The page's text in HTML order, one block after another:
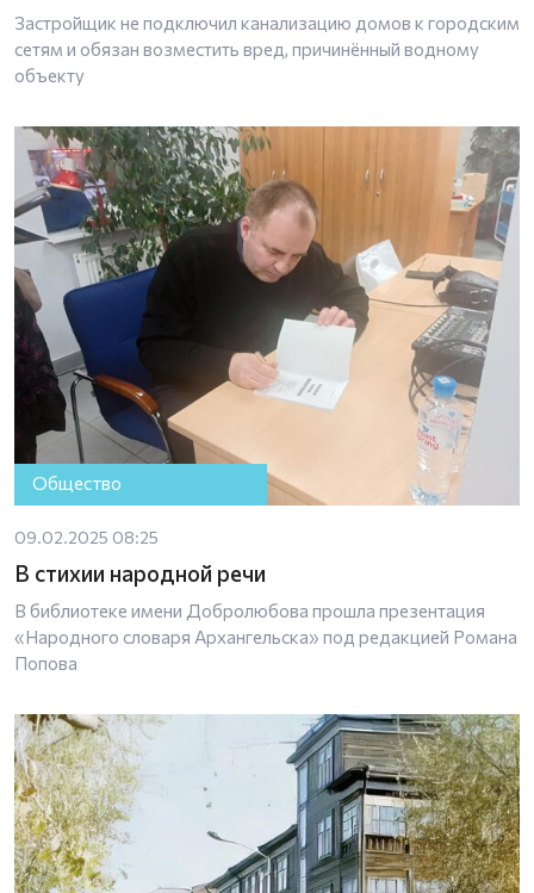
Застройщик не подключил канализацию домов к городским
сетям и обязан возместить вред, причинённый водному
объекту
Общество
09.02.2025 08:25
В стихии народной речи
В библиотеке имени Добролюбова прошла презентация
«Народного словаря Архангельска» под редакцией Романа
Попова